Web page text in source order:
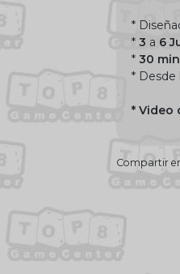
*
* 3 a 6
* 30
* Desde
* Video
Compartir